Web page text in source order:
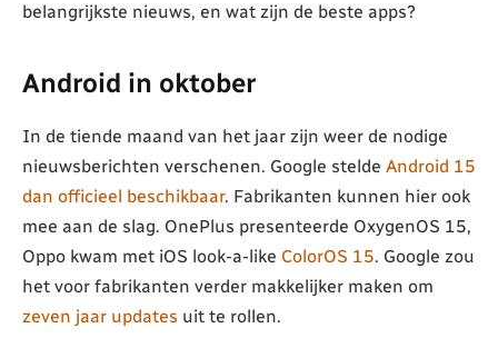
belangrijkste nieuws, en wat zijn de beste apps?
Android in oktober
In de tiende maand van het jaar zijn weer de nodige
nieuwsberichten verschenen. Google stelde Android 15
dan officieel beschikbaar. Fabrikanten kunnen hier ook
mee aan de slag. OnePlus presenteerde OxygenOS 15,
Oppo kwam met iOS look-a-like ColorOS 15. Google zou
het voor fabrikanten verder makkelijker maken om
zeven jaar updates uit te rollen.